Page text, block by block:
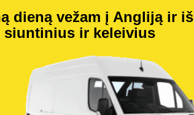
dieną vežam į Angliją ir iš
siuntinius ir keleivius